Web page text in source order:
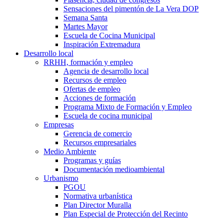
Sensaciones del pimentón de La Vera DOP
Semana Santa
Martes Mayor
Escuela de Cocina Municipal
Inspiración Extremadura
Desarrollo local
RRHH, formación y empleo
Agencia de desarrollo local
Recursos de empleo
Ofertas de empleo
Acciones de formación
Programa Mixto de Formación y Empleo
Escuela de cocina municipal
Empresas
Gerencia de comercio
Recursos empresariales
Medio Ambiente
Programas y guías
Documentación medioambiental
Urbanismo
PGOU
Normativa urbanística
Plan Director Muralla
Plan Especial de Protección del Recinto